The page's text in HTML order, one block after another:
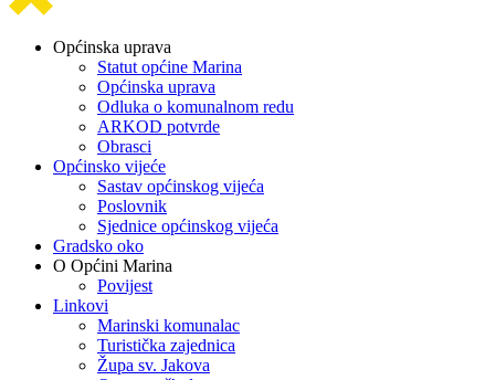
Općinska uprava
Statut općine Marina
Općinska uprava
Odluka o komunalnom redu
ARKOD potvrde
Obrasci
Općinsko vijeće
Sastav općinskog vijeća
Poslovnik
Sjednice općinskog vijeća
Gradsko oko
O Općini Marina
Povijest
Linkovi
Marinski komunalac
Turistička zajednica
Župa sv. Jakova